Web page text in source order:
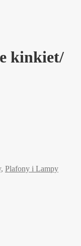
kinkiet/
, Plafony i Lampy